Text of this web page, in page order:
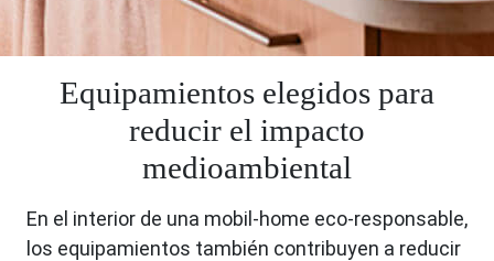
Equipamientos elegidos para
reducir el impacto
medioambiental
En el interior de una mobil-home eco-responsable,
los equipamientos también contribuyen a reducir